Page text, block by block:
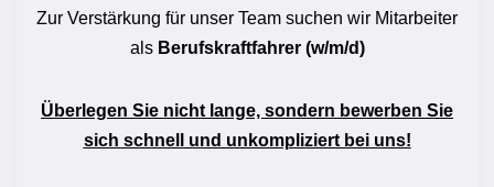
Zur Verstärkung für unser Team suchen wir Mitarbeiter
alsBerufskraftfahrer (w/m/d)
Überlegen Sie nicht lange, sondern bewerben Sie
sich schnell und unkompliziert bei uns!